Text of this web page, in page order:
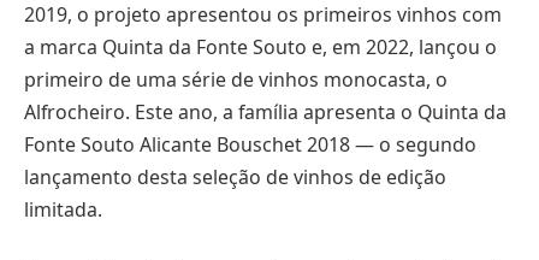
2019, o projeto apresentou os primeiros vinhos com
a marca Quinta da Fonte Souto e, em 2022, lançou o
primeiro de uma série de vinhos monocasta, o
Alfrocheiro. Este ano, a família apresenta o Quinta da
Fonte Souto Alicante Bouschet 2018 — o segundo
lançamento desta seleção de vinhos de edição
limitada.